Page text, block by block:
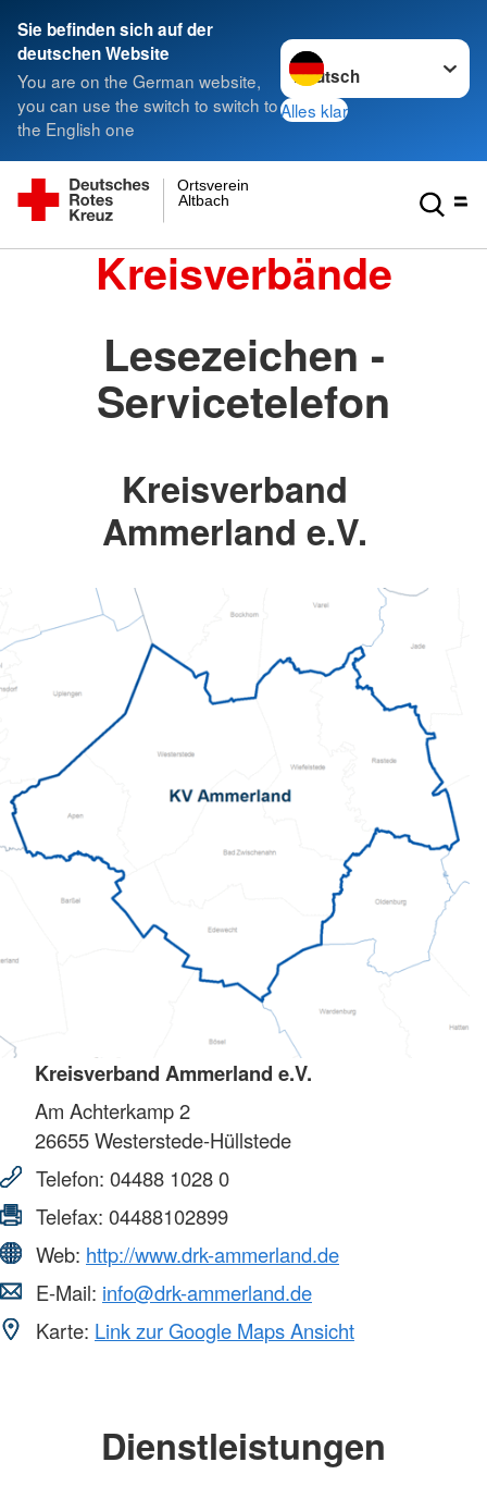
Sie befinden sich auf der
deutschen Website
You are on the German website,
you can use the switch to switch to
the English one
Sprache wechseln zu
Alles klar
Altbach
Ortsverein
Kreisverbände
Lesezeichen -
Servicetelefon
Kreisverband
Ammerland e.V.
Kreisverband Ammerland e.V.
Am Achterkamp 2
26655Westerstede-Hüllstede
Telefon: 04488 1028 0
Telefax: 04488102899
Web: http://www.drk-ammerland.de
E-Mail: info@drk-ammerland.de
Karte: Link zur Google Maps Ansicht
Dienstleistungen